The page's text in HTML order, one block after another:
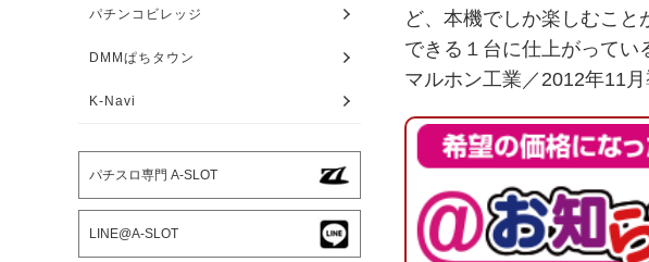
ど、本機でしか楽しむこ
できる１台に仕上がってい
マルホン工業／2012年11
パチンコビレッジ
DMMぱちタウン
K-Navi
パチスロ専門 A-SLOT
LINE@A-SLOT